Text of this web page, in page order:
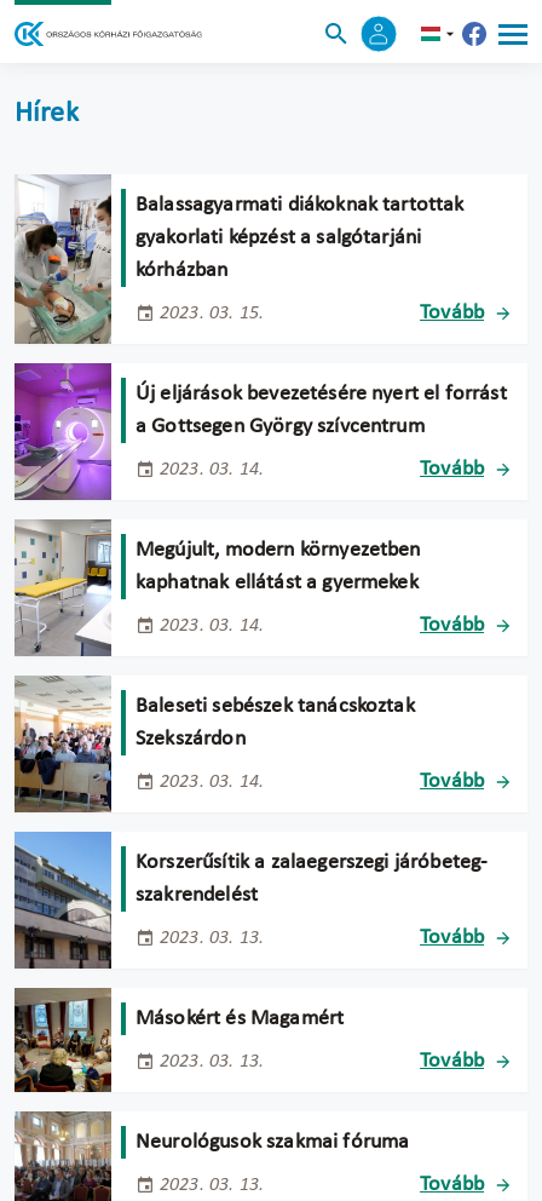
Hírek
Balassagyarmati diákoknak tartottak
gyakorlati képzést a salgótarjáni
kórházban
2023. 03. 15. Tovább
Új eljárások bevezetésére nyert el forrást
a Gottsegen György szívcentrum
2023. 03. 14. Tovább
Megújult, modern környezetben
kaphatnak ellátást a gyermekek
2023. 03. 14. Tovább
Baleseti sebészek tanácskoztak
Szekszárdon
2023. 03. 14. Tovább
Korszerűsítik a zalaegerszegi járóbeteg-
szakrendelést
2023. 03. 13. Tovább
Másokért és Magamért
2023. 03. 13. Tovább
Neurológusok szakmai fóruma
2023. 03. 13. Tovább